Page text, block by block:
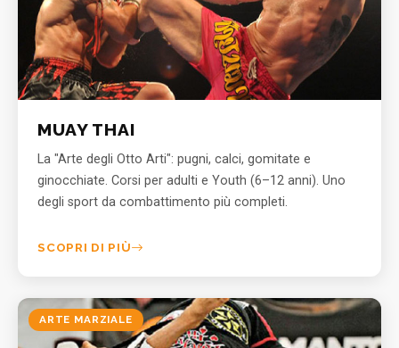
MUAY THAI
La "Arte degli Otto Arti": pugni, calci, gomitate e
ginocchiate. Corsi per adulti e Youth (6–12 anni). Uno
degli sport da combattimento più completi.
SCOPRI DI PIÙ
ARTE MARZIALE